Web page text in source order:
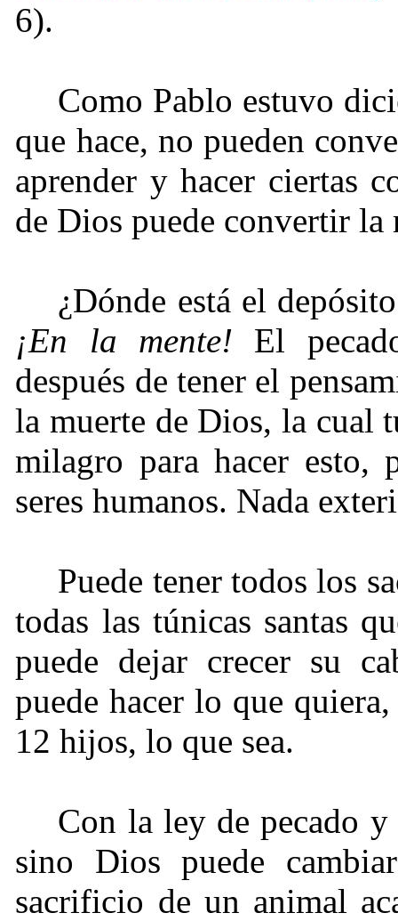
6).
Como Pablo estuvo
que hace, no pueden
aprender y hacer ciertas
de Dios puede convertir la
¿Dónde está el
¡En la mente! El
después de tener el
la muerte de Dios, la cual
milagro para hacer esto,
seres humanos. Nada
Puede tener todos los
todas las túnicas santas
puede dejar crecer su
puede hacer lo que
12 hijos, lo que sea.
Con la ley de pecado y
sino Dios puede
sacrificio de un animal